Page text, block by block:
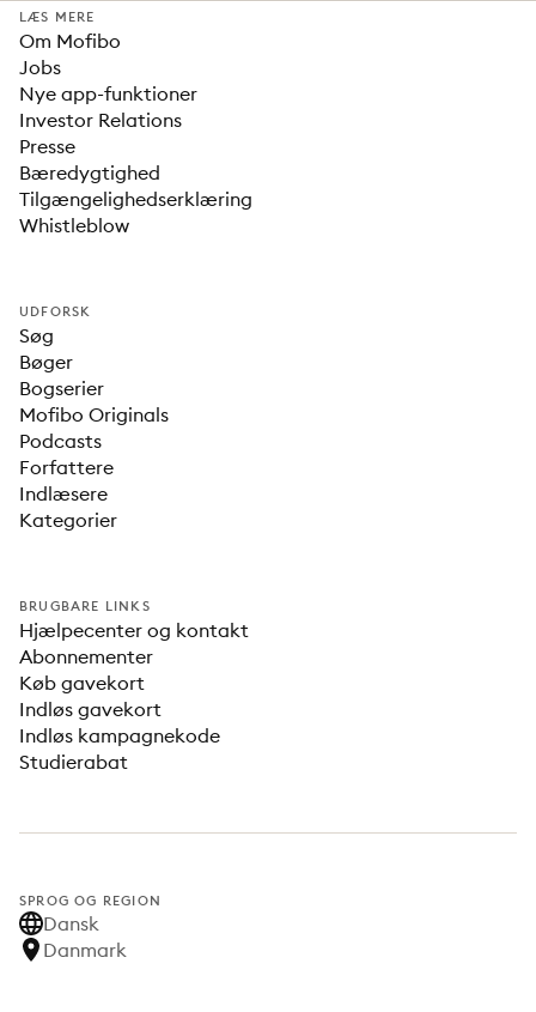
LÆS MERE
Om Mofibo
Jobs
Nye app-funktioner
Investor Relations
Presse
Bæredygtighed
Tilgængelighedserklæring
Whistleblow
UDFORSK
Søg
Bøger
Bogserier
Mofibo Originals
Podcasts
Forfattere
Indlæsere
Kategorier
BRUGBARE LINKS
Hjælpecenter og kontakt
Abonnementer
Køb gavekort
Indløs gavekort
Indløs kampagnekode
Studierabat
SPROG OG REGION
Dansk
Danmark